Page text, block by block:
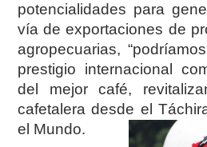
potencialidades para ge
vía de exportaciones de
agropecuarias,
prestigio internacional
del mejor café,
cafetalera desde el
el Mundo.